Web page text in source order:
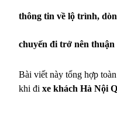
thông tin về lộ trình,
chuyến đi trở nên
Bài viết này tổng hợp
khi đi xe khách Hà Nội